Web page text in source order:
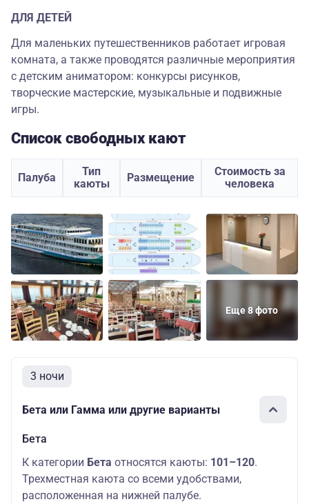
ДЛЯ ДЕТЕЙ
Для маленьких путешественников работает игровая
комната, а также проводятся различные мероприятия
с детским аниматором: конкурсы рисунков,
творческие мастерские, музыкальные и подвижные
игры.
Список свободных кают
Палуба
Тип
каюты
Размещение
Стоимость за
человека
Еще 8 фото
3 ночи
Бета или Гамма или другие варианты
Бета
К категории Бета относятся каюты: 101–120.
Трехместная каюта со всеми удобствами,
расположенная на нижней палубе.